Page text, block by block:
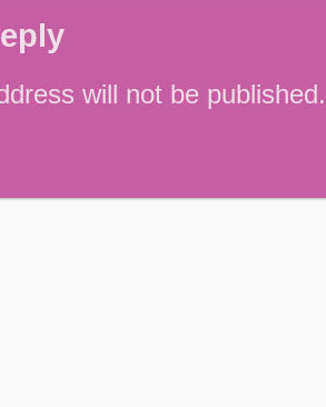
will not be published.